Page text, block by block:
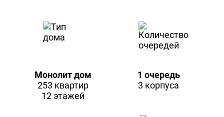
Монолит дом
253 квартир
12 этажей
1 очередь
3 корпуса